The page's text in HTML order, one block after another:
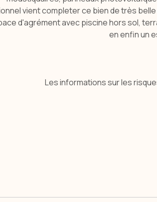
vient completer ce bien de très
d'agrément avec piscine hors sol,
en enfin un
Les informations sur les